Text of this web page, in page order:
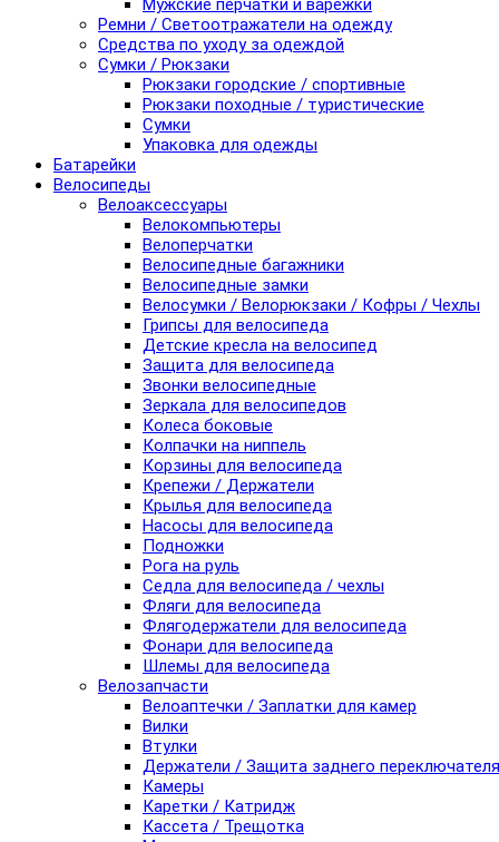
Мужские перчатки и варежки
Ремни / Светоотражатели на одежду
Средства по уходу за одеждой
Сумки / Рюкзаки
Рюкзаки городские / спортивные
Рюкзаки походные / туристические
Сумки
Упаковка для одежды
Батарейки
Велосипеды
Велоаксессуары
Велокомпьютеры
Велоперчатки
Велосипедные багажники
Велосипедные замки
Велосумки / Велорюкзаки / Кофры / Чехлы
Грипсы для велосипеда
Детские кресла на велосипед
Защита для велосипеда
Звонки велосипедные
Зеркала для велосипедов
Колеса боковые
Колпачки на ниппель
Корзины для велосипеда
Крепежи / Держатели
Крылья для велосипеда
Насосы для велосипеда
Подножки
Рога на руль
Седла для велосипеда / чехлы
Фляги для велосипеда
Флягодержатели для велосипеда
Фонари для велосипеда
Шлемы для велосипеда
Велозапчасти
Велоаптечки / Заплатки для камер
Вилки
Втулки
Держатели / Защита заднего переключателя
Камеры
Каретки / Катридж
Кассета / Трещотка